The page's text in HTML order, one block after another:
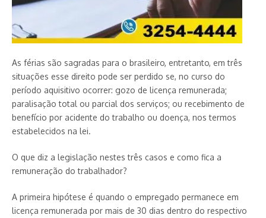
As férias são sagradas para o brasileiro, entretanto, em três
situações esse direito pode ser perdido se, no curso do
período aquisitivo ocorrer: gozo de licença remunerada;
paralisação total ou parcial dos serviços; ou recebimento de
benefício por acidente do trabalho ou doença, nos termos
estabelecidos na lei.
O que diz a legislação nestes três casos e como fica a
remuneração do trabalhador?
A primeira hipótese é quando o empregado permanece em
licença remunerada por mais de 30 dias dentro do respectivo